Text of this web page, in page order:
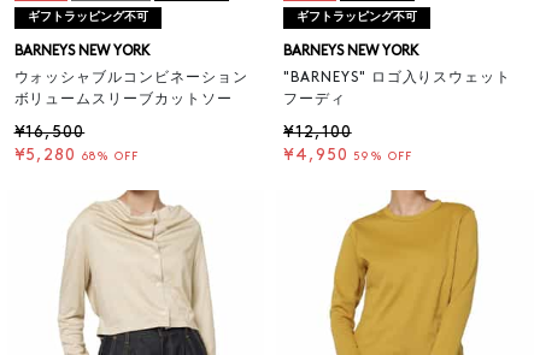
ギフトラッピング不可
BARNEYS NEW YORK
ウォッシャブルコンビネーション
ボリュームスリーブカットソー
¥16,500
¥5,280
68% OFF
ギフトラッピング不可
BARNEYS NEW YORK
"BARNEYS" ロゴ入りスウェット
フーディ
¥12,100
¥4,950
59% OFF